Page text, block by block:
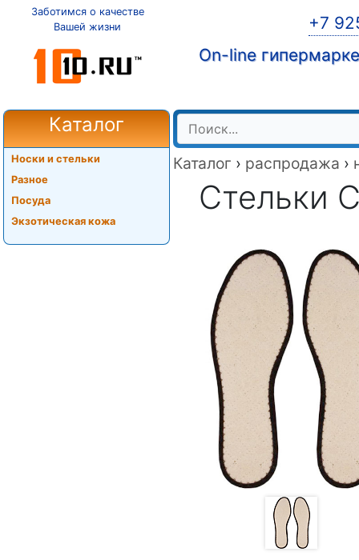
Заботимся о качестве
Вашей жизни
+7
On-line
Каталог
Носки и стельки
Разное
Посуда
Экзотическая кожа
Каталог › распродажа ›
Стельки